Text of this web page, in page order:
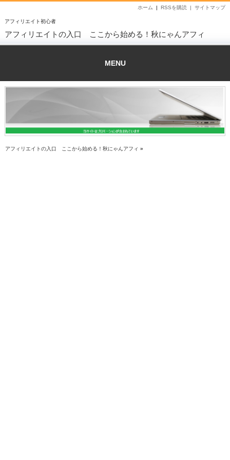
アフィリエイト初心者
サイトマップ
RSSを購読 |
ホーム |
アフィリエイトの入口 ここから始める！秋にゃんアフィ
MENU
アフィリエイトの入口 ここから始める！秋にゃんアフィ »